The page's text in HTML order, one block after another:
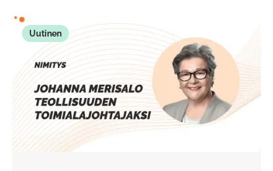
Uutinen